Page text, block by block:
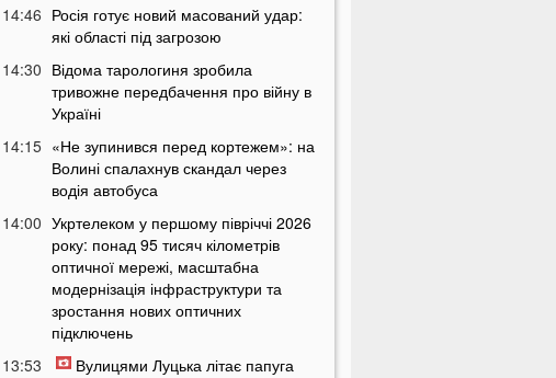
14:46 Росія готує новий масований удар:
які області під загрозою
14:30 Відома тарологиня зробила
тривожне передбачення про війну в
Україні
14:15 «Не зупинився перед кортежем»: на
Волині спалахнув скандал через
водія автобуса
14:00 Укртелеком у першому півріччі 2026
року: понад 95 тисяч кілометрів
оптичної мережі, масштабна
модернізація інфраструктури та
зростання нових оптичних
підключень
13:53
Вулицями Луцька літає папуга